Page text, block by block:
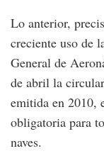
Lo anterior,
creciente uso de
General de
de abril la
emitida en 2010,
obligatoria para
naves.